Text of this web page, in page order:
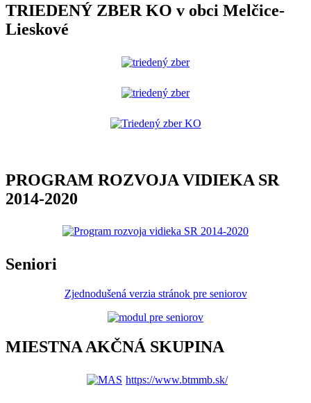
TRIEDENÝ ZBER KO v obci Melčice-
Lieskové
PROGRAM ROZVOJA VIDIEKA SR
2014-2020
Seniori
Zjednodušená verzia stránok pre seniorov
MIESTNA AKČNÁ SKUPINA
https://www.btmmb.sk/